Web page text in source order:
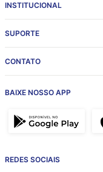
INSTITUCIONAL
SUPORTE
CONTATO
BAIXE NOSSO APP
REDES SOCIAIS